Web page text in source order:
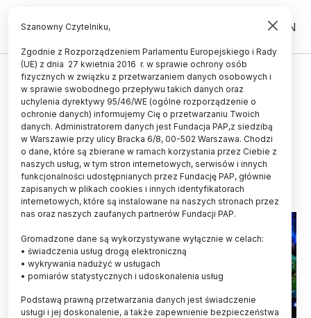
PL EN
POPULARYZACJA
Stowarzyszenie SPIN: budujemy
mosty między społeczeństwem a
nauką
15.11.2024
aktualizacja: 15.11.2024
4 minuty czytania
Szanowny Czytelniku,
Zgodnie z Rozporządzeniem Parlamentu Europejskiego i Rady
(UE) z dnia 27 kwietnia 2016 r. w sprawie ochrony osób
fizycznych w związku z przetwarzaniem danych osobowych i
w sprawie swobodnego przepływu takich danych oraz
uchylenia dyrektywy 95/46/WE (ogólne rozporządzenie o
ochronie danych) informujemy Cię o przetwarzaniu Twoich
danych. Administratorem danych jest Fundacja PAP,z siedzibą
w Warszawie przy ulicy Bracka 6/8, 00-502 Warszawa. Chodzi
o dane, które są zbierane w ramach korzystania przez Ciebie z
naszych usług, w tym stron internetowych, serwisów i innych
funkcjonalności udostępnianych przez Fundację PAP, głównie
zapisanych w plikach cookies i innych identyfikatorach
internetowych, które są instalowane na naszych stronach przez
nas oraz naszych zaufanych partnerów Fundacji PAP.
Gromadzone dane są wykorzystywane wyłącznie w celach:
• świadczenia usług drogą elektroniczną
• wykrywania nadużyć w usługach
• pomiarów statystycznych i udoskonalenia usług
Podstawą prawną przetwarzania danych jest świadczenie
usługi i jej doskonalenie, a także zapewnienie bezpieczeństwa